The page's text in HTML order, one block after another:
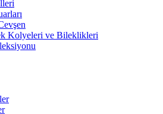
Kolyeleri ve Bileklikleri